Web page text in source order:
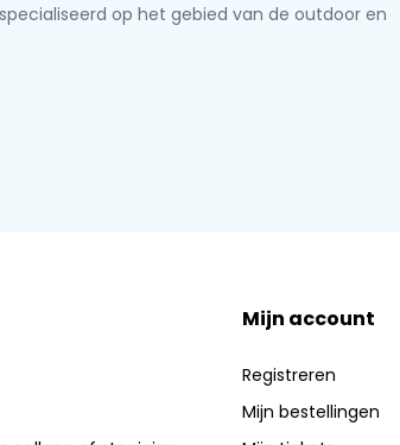
op het gebied van de outdoor en
Mijn account
Registreren
Mijn bestellingen